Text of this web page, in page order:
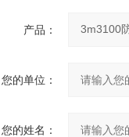
产品：
您的单位：
您的姓名：